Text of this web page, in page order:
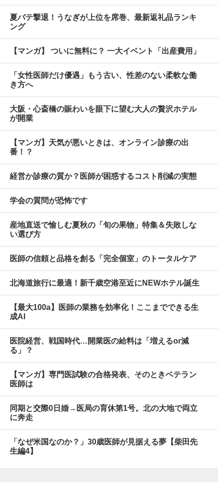
夏バテ撃退！うなぎが上位を席巻、最新返礼品ランキ
ング
【マンガ】 ついに無料に？ 一大イベント「出産費用」
「女性医師だけ優遇」もう古い、性差のない柔軟な働
き方へ
大阪・心斎橋の賑わいを眼下に望む大人の贅沢ホテル
が開業
【マンガ】天気が悪いときは、オンライン診療の出
番！？
経営か診療の質か？医師が困惑するコスト削減の実態
学会の質問が恐怖です
産地直送で愉しむ夏秋の「旬の果物」特集＆失敗しな
い選び方
医師の信頼と品格を創る「完全個室」のトータルケア
北海道旅行に最適！新千歳空港至近にNEWホテル誕生
【最大100a】医師の業務を効率化！ここまでできる生
成AI
医院経営、戦国時代…開業医の給料は「増えるor減
る」？
【マンガ】専門医試験の合格発表、そのときベテラン
医師は
同期と交際0日婚→医局の育休第1号。北の大地で両立
に奔走
「なぜ米国なのか？」30歳医師が見据える夢【柴田先
生編4】